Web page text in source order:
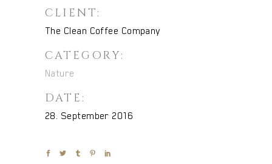
CLIENT:
The Clean Coffee Company
CATEGORY:
Nature
DATE:
28. September 2016